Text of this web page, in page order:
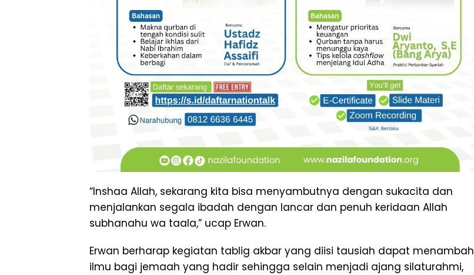
“Inshaa Allah, sekarang kita bisa menyambutnya dengan sukacita dan
menjalankan segala ibadah dengan lancar dan penuh keridaan Allah
subhanahu wa taala,” ucap Erwan.
Erwan berharap kegiatan tablig akbar yang diisi tausiah dapat menambah
ilmu bagi jemaah yang hadir sehingga selain menjadi ajang silaturahmi,